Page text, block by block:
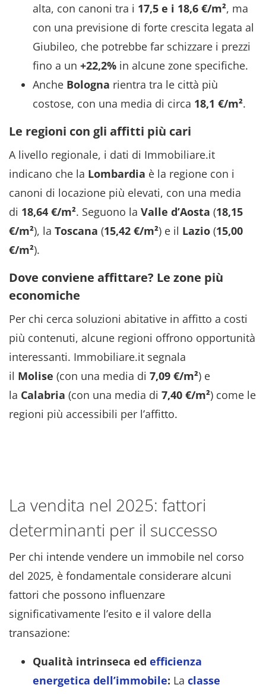
alta, con canoni tra i 17,5 e i 18,6 €/m², ma
con una previsione di forte crescita legata al
Giubileo, che potrebbe far schizzare i prezzi
fino a un +22,2% in alcune zone specifiche.
Anche Bologna rientra tra le città più
costose, con una media di circa 18,1 €/m².
Le regioni con gli affitti più cari
A livello regionale, i dati di Immobiliare.it
indicano che la Lombardia è la regione con i
canoni di locazione più elevati, con una media
di 18,64 €/m². Seguono la Valle d’Aosta (18,15
€/m²), la Toscana (15,42 €/m²) e il Lazio (15,00
€/m²).
Dove conviene affittare? Le zone più
economiche
Per chi cerca soluzioni abitative in affitto a costi
più contenuti, alcune regioni offrono opportunità
interessanti. Immobiliare.it segnala
il Molise (con una media di 7,09 €/m²) e
la Calabria (con una media di 7,40 €/m²) come le
regioni più accessibili per l’affitto.
La vendita nel 2025: fattori
determinanti per il successo
Per chi intende vendere un immobile nel corso
del 2025, è fondamentale considerare alcuni
fattori che possono influenzare
significativamente l’esito e il valore della
transazione:
Qualità intrinseca ed efficienza
energetica dell’immobile: La classe